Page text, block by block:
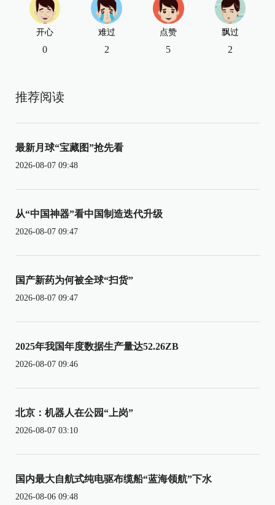
开心
0
难过
2
点赞
5
飘过
2
推荐阅读
最新月球“宝藏图”抢先看
2026-08-07 09:48
从“中国神器”看中国制造迭代升级
2026-08-07 09:47
国产新药为何被全球“扫货”
2026-08-07 09:47
2025年我国年度数据生产量达52.26ZB
2026-08-07 09:46
北京：机器人在公园“上岗”
2026-08-07 03:10
国内最大自航式纯电驱布缆船“蓝海领航”下水
2026-08-06 09:48